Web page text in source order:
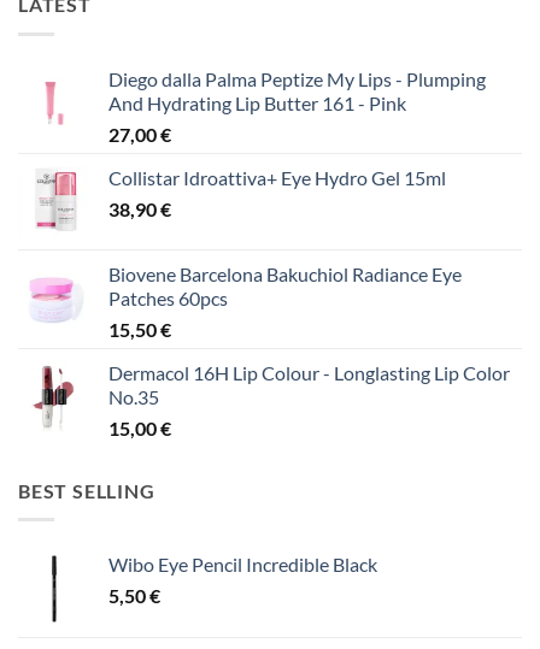
LATEST
Diego dalla Palma Peptize My Lips - Plumping
And Hydrating Lip Butter 161 - Pink
27,00€
Collistar Idroattiva+ Eye Hydro Gel 15ml
38,90€
Biovene Barcelona Bakuchiol Radiance Eye
Patches 60pcs
15,50€
Dermacol 16H Lip Colour - Longlasting Lip Color
No.35
15,00€
BEST SELLING
Wibo Eye Pencil Incredible Black
5,50€